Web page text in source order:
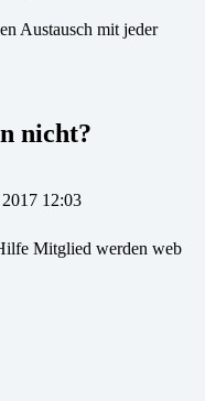
Austausch mit jeder
nicht?
12:03